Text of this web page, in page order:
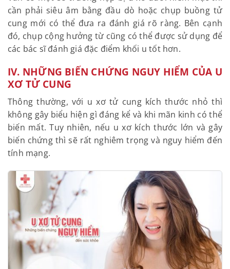
hết các khối u sẽ được phát hiện.
Vẫn có một số trường hợp bị u xơ dưới niêm mạc
thì cần phải siêu âm bằng đầu dò hoặc chụp buồng
tử cung mới có thể đưa ra đánh giá rõ ràng. Bên
cạnh đó, chụp cộng hưởng từ cũng có thể được sử
dụng để các bác sĩ đánh giá đặc điểm khối u tốt
IV. NHỮNG BIẾN CHỨNG NGUY HIỂM CỦA
U XƠ TỬ CUNG
Thông thường, với u xơ tử cung kích thước nhỏ thì
không gây biểu hiện gì đáng kể và khi mãn kinh có
thể biến mất. Tuy nhiên, nếu u xơ kích thước lớn và
gây biến chứng thì sẽ rất nghiêm trọng và nguy
hiểm đến tính mạng.